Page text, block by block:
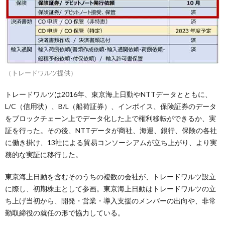
（トレードワルツ提供）
トレードワルツは2016年、東京海上日動やNTTデータとともに、
L/C（信用状）、B/L（船荷証券）、インボイス、保険証券のデータ
をブロックチェーン上でデータ化した上で権利移転ができるか、実
証を行った。その後、NTTデータが商社、海運、銀行、保険の各社
に働き掛け、13社による貿易コンソーシアムが立ち上がり、より実
務的な実証に移行した。
東京海上日動を含むそのうちの複数の会社が、トレードワルツ設立
に際し、初期株主として参画。東京海上日動はトレードワルツの立
ち上げ当初から、開発・営業・導入支援のメンバーの出向や、非常
勤取締役の就任の形で協力している。